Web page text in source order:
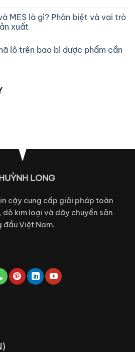
MES là gì? Phân biệt và vai trò
xuất
lô trên bao bì dược phẩm cần
LONG
cậy cung cấp giải pháp toàn
dò kim loại và dây chuyền sản
Việt Nam.